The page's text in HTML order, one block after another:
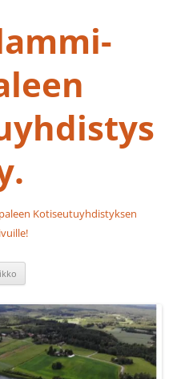
Kotiseutuyhdistyksen